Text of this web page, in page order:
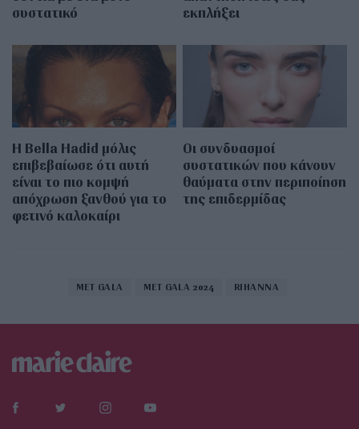
συστατικό
εκπλήξει
Η Bella Hadid μόλις
επιβεβαίωσε ότι αυτή
είναι το πιο κομψή
απόχρωση ξανθού για το
φετινό καλοκαίρι
Οι συνδυασμοί
συστατικών που κάνουν
θαύματα στην περιποίηση
της επιδερμίδας
MET GALA MET GALA 2024 RIHANNA